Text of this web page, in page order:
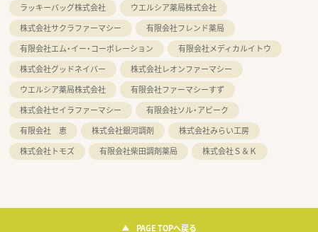
ラッキーバッグ株式会社
ウエルシア薬局株式会社
株式会社サクラファーマシー
有限会社フレンド薬局
有限会社エム・イー・コーポレーション
有限会社メディカルイトウ
株式会社グッドネイバー
株式会社レオンファーマシー
ウエルシア薬局株式会社
有限会社ファーマシーすず
株式会社セイラファーマシー
有限会社ソル・アビーク
有限会社 恵
株式会社銀河調剤
株式会社みらい工房
株式会社トモズ
有限会社柴田調剤薬局 株式会社Ｓ＆Ｋ
PAGE TOPへ戻る